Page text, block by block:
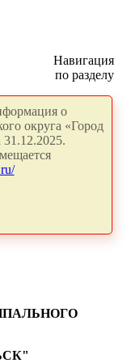
Навигация
по разделу
о
округа «Город